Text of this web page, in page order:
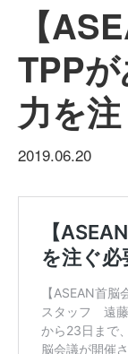
【
TPP
力を
2019.06.20